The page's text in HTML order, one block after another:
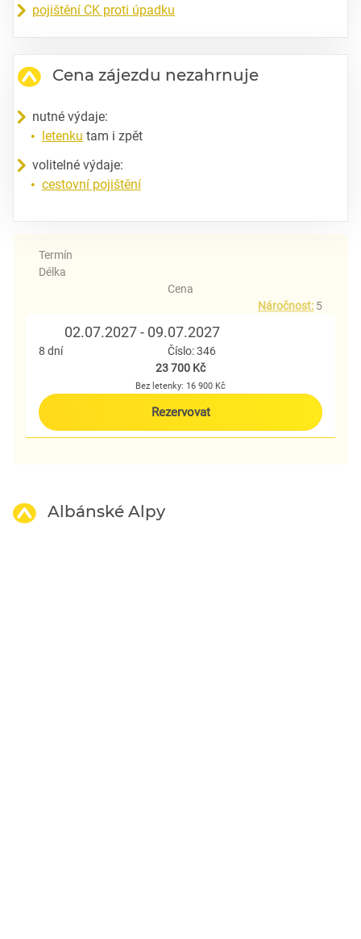
pojištění CK proti úpadku
Cena zájezdu nezahrnuje
nutné výdaje:
letenku tam i zpět
volitelné výdaje:
cestovní pojištění
Termín
Délka
Cena
Náročnost: 5
02.07.2027 - 09.07.2027
8 dní
Číslo: 346
23 700 Kč
Bez letenky: 16 900 Kč
Rezervovat
Albánské Alpy